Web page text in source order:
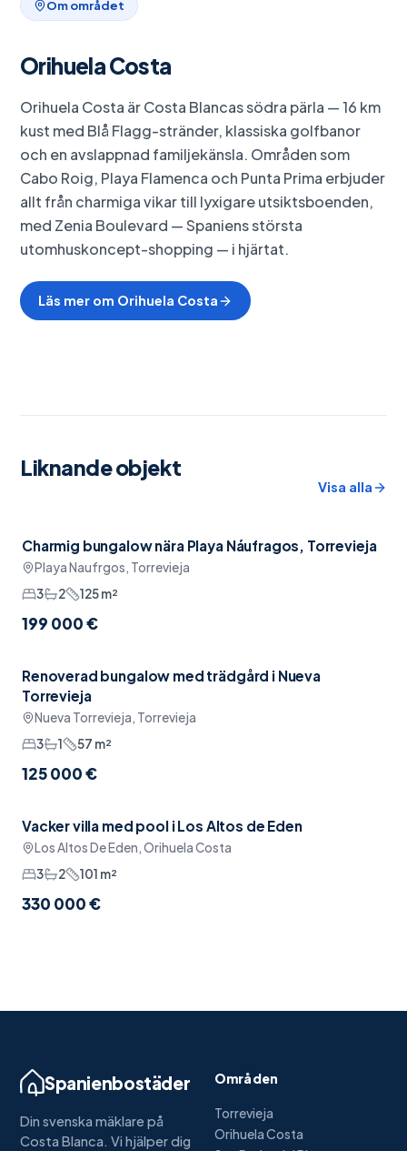
Om området
Orihuela Costa
Orihuela Costa är Costa Blancas södra pärla — 16 km
kust med Blå Flagg-stränder, klassiska golfbanor
och en avslappnad familjekänsla. Områden som
Cabo Roig, Playa Flamenca och Punta Prima erbjuder
allt från charmiga vikar till lyxigare utsiktsboenden,
med Zenia Boulevard — Spaniens största
utomhuskoncept-shopping — i hjärtat.
Läs mer om Orihuela Costa
Liknande objekt
Visa alla
Möblerat
Charmig bungalow nära Playa Náufragos, Torrevieja
Playa Naufrgos, Torrevieja
3
2 125m²
199 000 €
Möblerat
Renoverad bungalow med trädgård i Nueva
Torrevieja
Nueva Torrevieja, Torrevieja
3
1 57 m²
125 000 €
Pool
Vacker villa med pool i Los Altos de Eden
Los Altos De Eden, Orihuela Costa
3
2 101 m²
330 000 €
Spanienbostäder
Din svenska mäklare på
Costa Blanca. Vi hjälper dig
Områden
Torrevieja
Orihuela Costa